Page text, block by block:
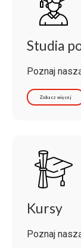
Studia
Poznaj
Zobacz więcej
Kursy
Poznaj